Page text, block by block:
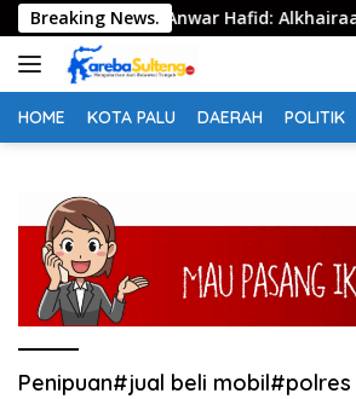
Langsung
ke
konten
Breaking News.
Membekas, Anwar Hafid: Alkhairaat
HOME KOTA PALU DAERAH POLITIK
Penipuan#jual beli